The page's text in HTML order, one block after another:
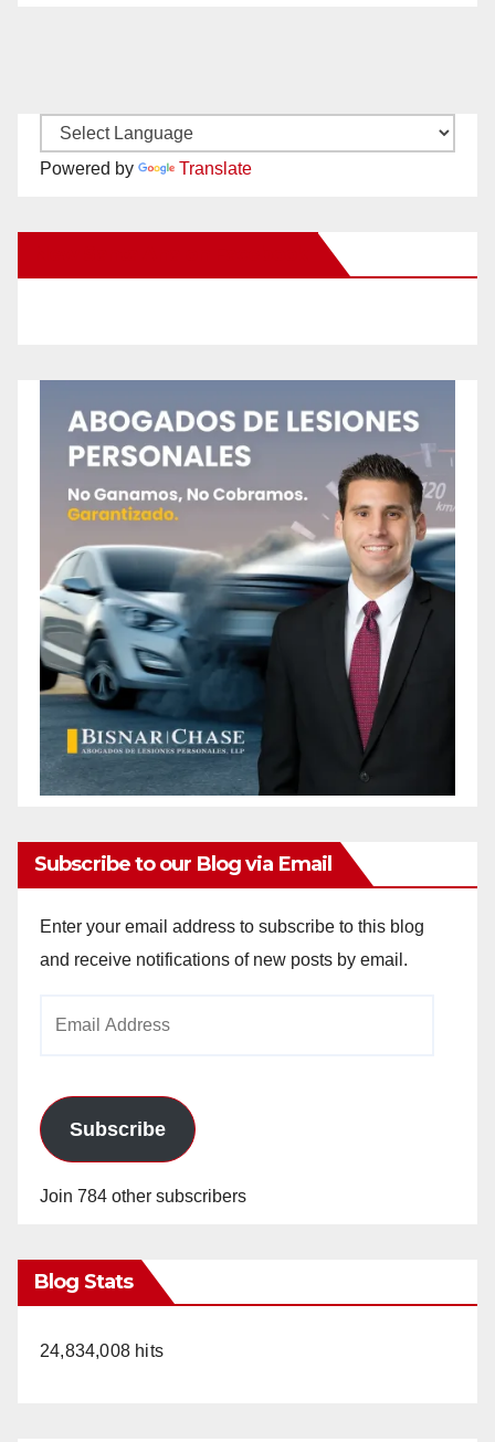
Powered by Translate
Subscribe to our Blog via Email
Enter your email address to subscribe to this blog
and receive notifications of new posts by email.
Subscribe
Join 784 other subscribers
Blog Stats
24,834,008 hits